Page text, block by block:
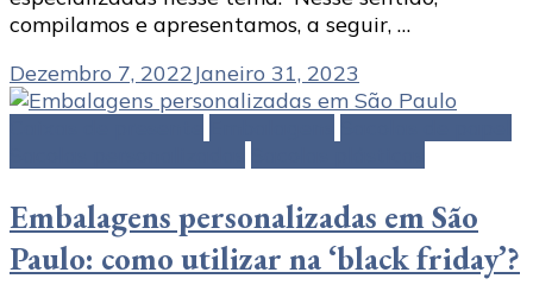
compilamos e apresentamos, a seguir, …
Dezembro 7, 2022Janeiro 31, 2023
Embalagens personalizadas em São
Paulo: como utilizar na ‘black friday’?